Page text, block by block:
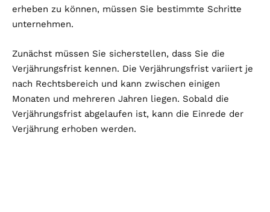
erheben zu können, müssen Sie bestimmte Schritte
unternehmen.
Zunächst müssen Sie sicherstellen, dass Sie die
Verjährungsfrist kennen. Die Verjährungsfrist variiert je
nach Rechtsbereich und kann zwischen einigen
Monaten und mehreren Jahren liegen. Sobald die
Verjährungsfrist abgelaufen ist, kann die Einrede der
Verjährung erhoben werden.